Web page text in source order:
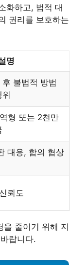
화하고, 법적 대
권리를 보호하는
명
불법적 방법
형 또는 2천만
대응, 합의 협상
뢰도
줄이기 위해 지
랍니다.